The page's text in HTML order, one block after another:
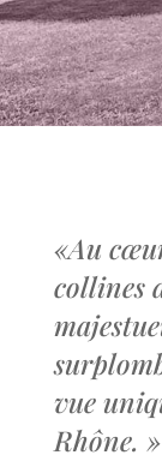
«Au
collines
vue
Rhône. »